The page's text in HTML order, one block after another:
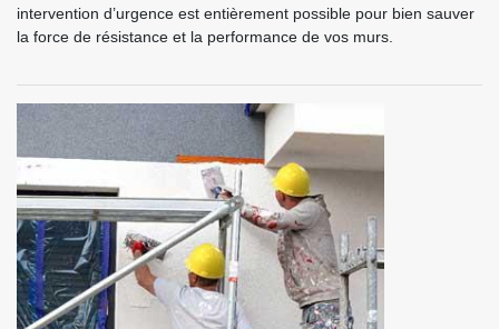
intervention d’urgence est entièrement possible pour bien sauver
la force de résistance et la performance de vos murs.